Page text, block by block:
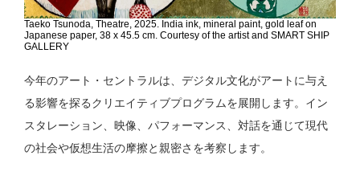
Taeko Tsunoda, Theatre, 2025. India ink, mineral paint, gold leaf on
Japanese paper, 38 x 45.5 cm. Courtesy of the artist and SMART SHIP
GALLERY
今年のアート・セントラルは、デジタル文化がアートに与え
る影響を探るクリエイティブプログラムを展開します。イン
スタレーション、映像、パフォーマンス、対話を通じて現代
の社会や仮想生活の摩擦と親密さを考察します。